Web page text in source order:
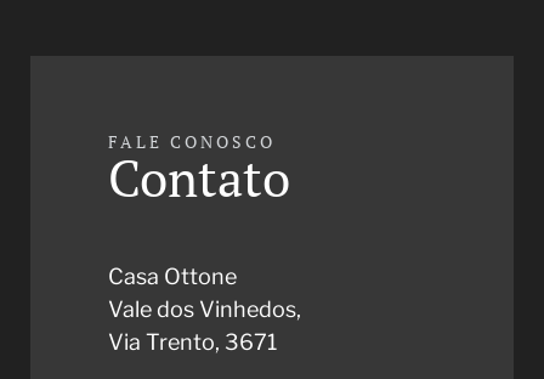
FALE CONOSCO
Contato
Casa Ottone
Vale dos Vinhedos,
Via Trento, 3671